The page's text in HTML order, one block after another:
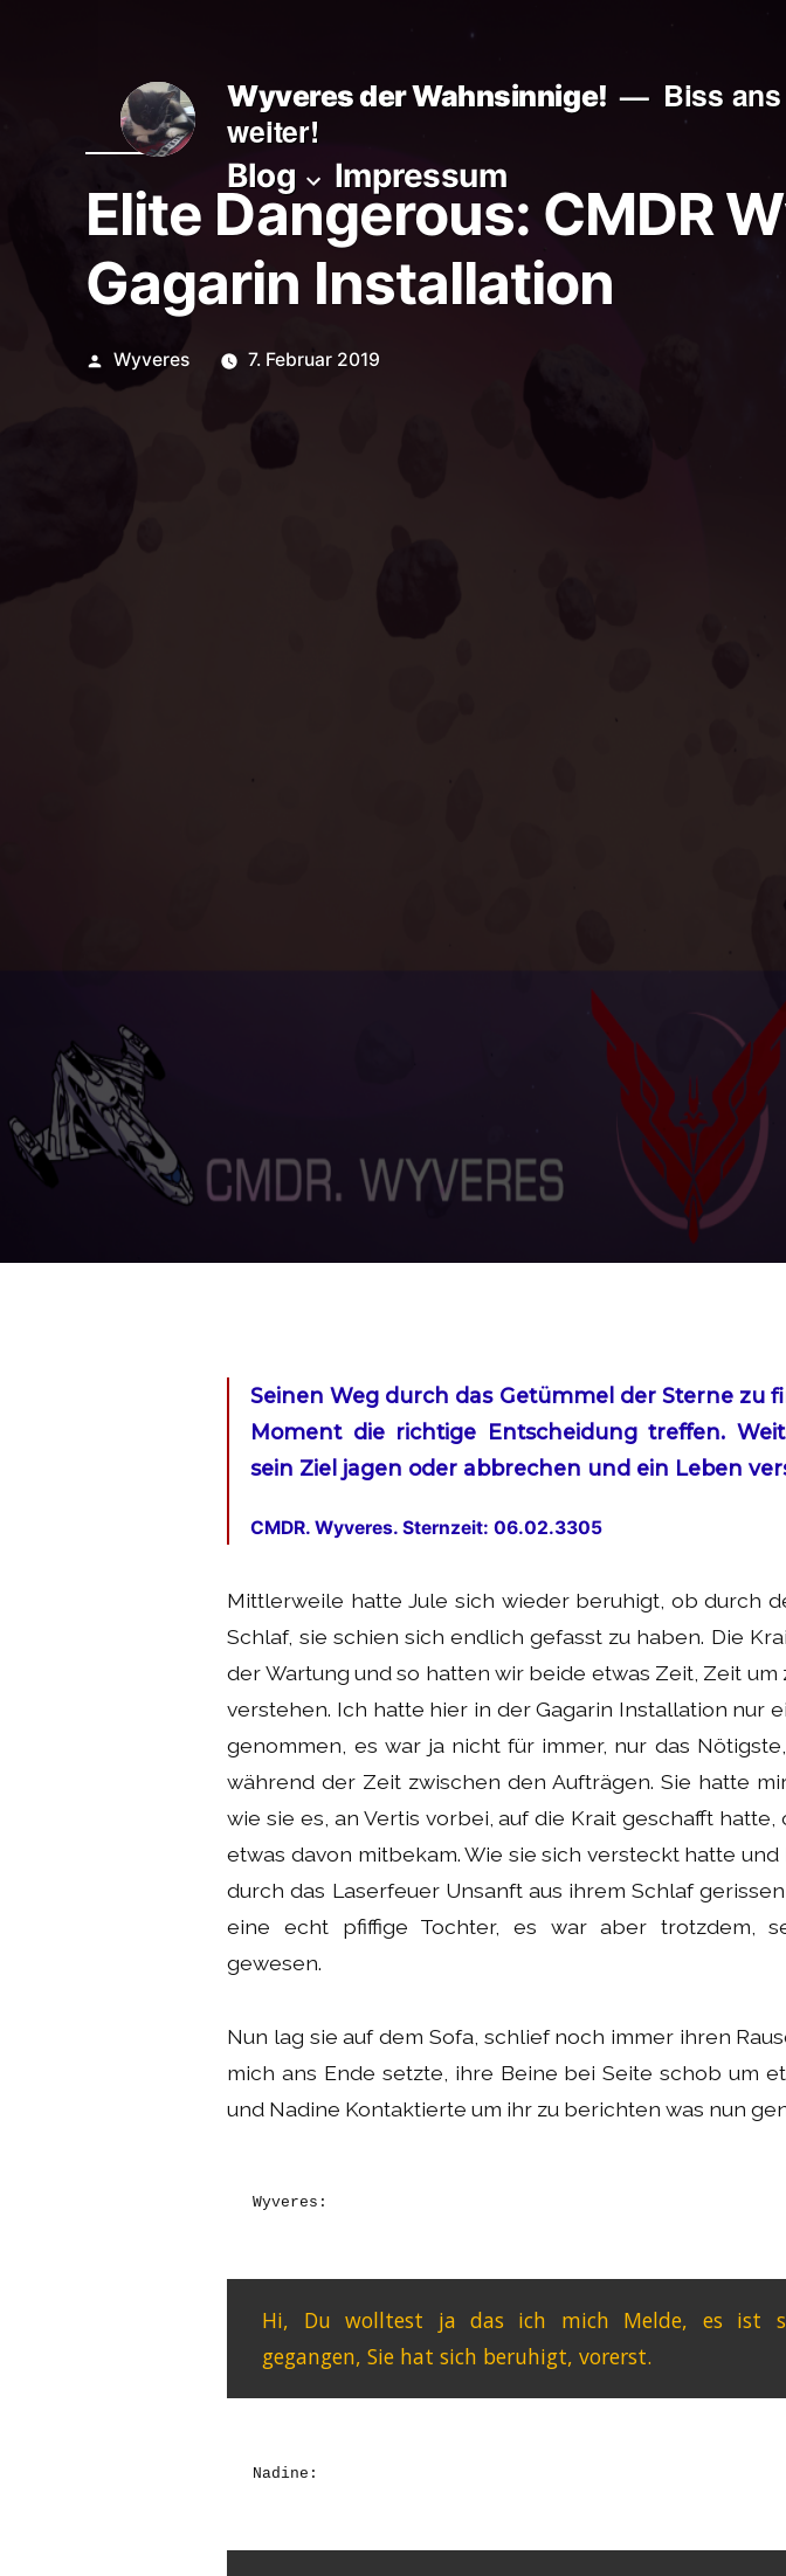
Wyveres der Wahnsinnige!
Biss
weiter!
Blog Impressum
Elite Dangerous: CMDR
Gagarin Installation
Veröffentlicht
von
Wyveres 7. Februar 2019
Seinen Weg durch das Getümmel der Sterne zu
Moment die richtige Entscheidung treffen.
sein Ziel jagen oder abbrechen und ein Leben
CMDR. Wyveres. Sternzeit: 06.02.3305
Mittlerweile hatte Jule sich wieder beruhigt, ob durch
Schlaf, sie schien sich endlich gefasst zu haben. Die
der Wartung und so hatten wir beide etwas Zeit, Zeit um
verstehen. Ich hatte hier in der Gagarin Installation nur
genommen, es war ja nicht für immer, nur das
während der Zeit zwischen den Aufträgen. Sie hatte
wie sie es, an Vertis vorbei, auf die Krait geschafft
etwas davon mitbekam. Wie sie sich versteckt hatte und
durch das Laserfeuer Unsanft aus ihrem Schlaf
eine echt pfiffige Tochter, es war aber trotzdem,
gewesen.
Nun lag sie auf dem Sofa, schlief noch immer ihren
mich ans Ende setzte, ihre Beine bei Seite schob um
und Nadine Kontaktierte um ihr zu berichten was nun
Wyveres:
Hi, Du wolltest ja das ich mich Melde, es ist
gegangen, Sie hat sich beruhigt, vorerst.
Nadine: